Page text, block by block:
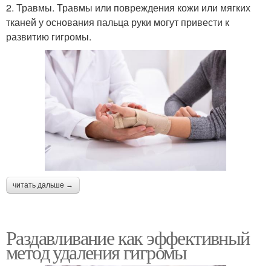
2. Травмы. Травмы или повреждения кожи или мягких
тканей у основания пальца руки могут привести к
развитию гигромы.
читать дальше →
Раздавливание как эффективный
метод удаления гигромы